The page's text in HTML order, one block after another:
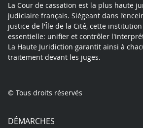
La Cour de cassation est la plus haute
judiciaire français. Siégeant dans
justice de l'Île de la Cité, cette
essentielle: unifier et contrôler
La Haute Juridiction garantit ainsi à
traitement devant les juges.
© Tous droits réservés
DÉMARCHES